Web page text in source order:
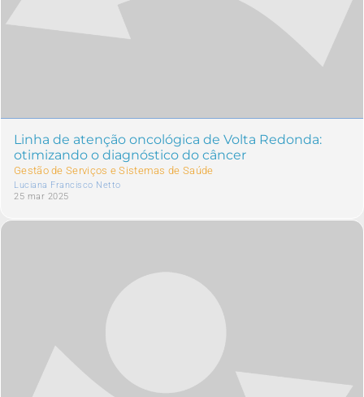
Linha de atenção oncológica de Volta Redonda:
otimizando o diagnóstico do câncer
Gestão de Serviços e Sistemas de Saúde
Luciana Francisco Netto
25 mar 2025